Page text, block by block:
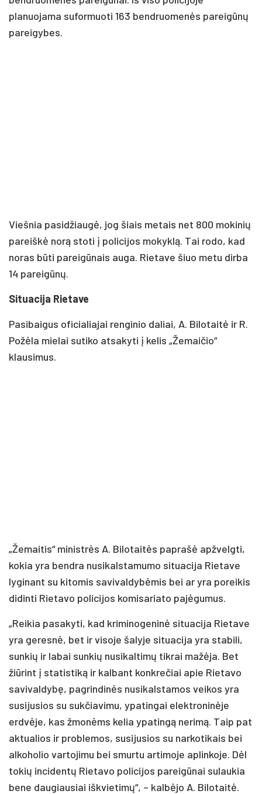
planuojama suformuoti 163 bendruomenės pareigūnų
pareigybes.
Viešnia pasidžiaugė, jog šiais metais net 800 mokinių
pareiškė norą stoti į policijos mokyklą. Tai rodo, kad
noras būti pareigūnais auga. Rietave šiuo metu dirba
14 pareigūnų.
Situacija Rietave
Pasibaigus oficialiajai renginio daliai, A. Bilotaitė ir R.
Požėla mielai sutiko atsakyti į kelis „Žemaičio“
klausimus.
„Žemaitis“ ministrės A. Bilotaitės paprašė apžvelgti,
kokia yra bendra nusikalstamumo situacija Rietave
lyginant su kitomis savivaldybėmis bei ar yra poreikis
didinti Rietavo policijos komisariato pajėgumus.
„Reikia pasakyti, kad kriminogeninė situacija Rietave
yra geresnė, bet ir visoje šalyje situacija yra stabili,
sunkių ir labai sunkių nusikaltimų tikrai mažėja. Bet
žiūrint į statistiką ir kalbant konkrečiai apie Rietavo
savivaldybę, pagrindinės nusikalstamos veikos yra
susijusios su sukčiavimu, ypatingai elektroninėje
erdvėje, kas žmonėms kelia ypatingą nerimą. Taip pat
aktualios ir problemos, susijusios su narkotikais bei
alkoholio vartojimu bei smurtu artimoje aplinkoje. Dėl
tokių incidentų Rietavo policijos pareigūnai sulaukia
bene daugiausiai iškvietimų“, – kalbėjo A. Bilotaitė.